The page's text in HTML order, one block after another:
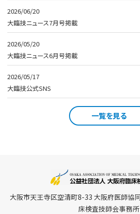
2026/06/20
大臨技ニュース7月号掲載
2026/05/20
大臨技ニュース6月号掲載
2026/05/17
大臨技公式SNS
一覧を見る
大阪市天王寺区空清町8-33 大阪府医師協同組合東館4階 大阪府臨
床検査技師会事務所